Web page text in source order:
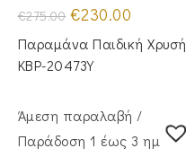
€275.00 Original
price
was:
€275.00.
€230.00
τιμή
είναι:
Παραμάνα Παιδική Χρυσή
KBP-20473Υ
Άμεση παραλαβή /
Παράδoση 1 έως 3 ημέρες